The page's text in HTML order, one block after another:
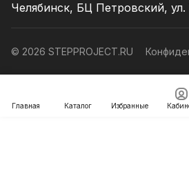
Главная Каталог Избранные
Челябинск, БЦ Петровский,
© 2026 STEPPROJECT.RU